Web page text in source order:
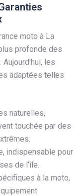
moto à La
profonde des
les
adaptées telles
naturelles,
touchée par des
indispensable pour
de l’île.
à la moto,